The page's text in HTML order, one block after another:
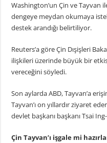
Washington’un Çin ve Tayvan
dengeye meydan okumaya
destek arandığı belirtiliyor.
Reuters’a göre Çin Dışişleri
ilişkileri üzerinde büyük bir
vereceğini söyledi.
Son aylarda ABD, Tayvan’a
Tayvan’ı on yıllardır ziyaret
devlet başkanı başkanı Tsai
Çin Tayvan’ı işgale mi